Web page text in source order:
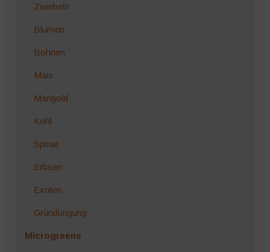
Zwiebeln
Blumen
Bohnen
Mais
Mangold
Kohl
Spinat
Erbsen
Exoten
Gründüngung
Microgreens